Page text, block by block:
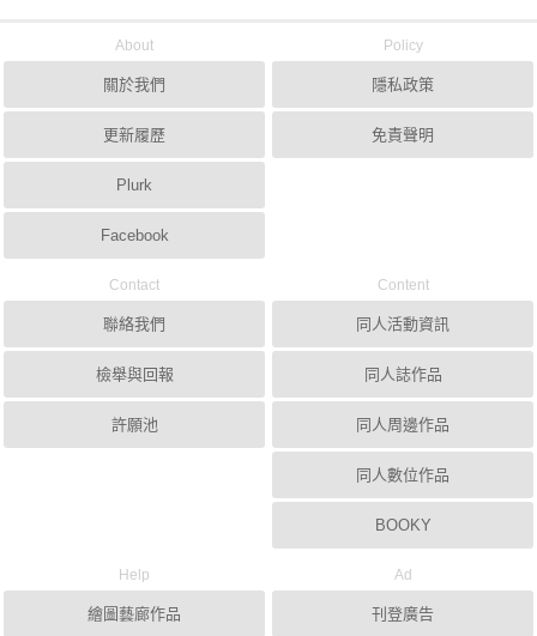
About
關於我們
更新履歷
Plurk
Facebook
Policy
隱私政策
免責聲明
Contact
聯絡我們
檢舉與回報
許願池
Content
同人活動資訊
同人誌作品
同人周邊作品
同人數位作品
BOOKY
Help
繪圖藝廊作品
Ad
刊登廣告